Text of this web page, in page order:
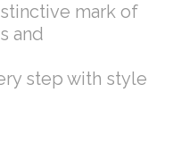
mark of
and
step with style